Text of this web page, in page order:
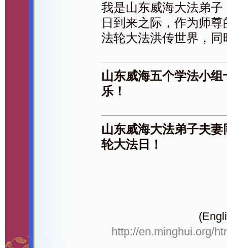
我是山东威海大法弟
日到来之际，作为师
法轮大法洪传世界，
山东威海五个学法小
乐！
山东威海大法弟子夫
轮大法日！
http://en.minghui.org/